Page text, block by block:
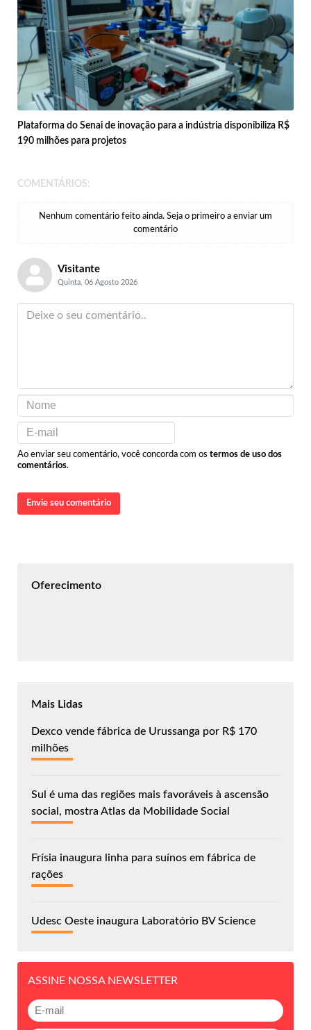
Plataforma do Senai de inovação para a indústria disponibiliza R$
190 milhões para projetos
COMENTÁRIOS:
Nenhum comentário feito ainda. Seja o primeiro a enviar um
comentário
Visitante
Quinta, 06 Agosto 2026
Ao enviar seu comentário, você concorda com os termos de uso dos
comentários.
Envie seu comentário
Oferecimento
Mais Lidas
Dexco vende fábrica de Urussanga por R$ 170
milhões
Sul é uma das regiões mais favoráveis à ascensão
social, mostra Atlas da Mobilidade Social
Frísia inaugura linha para suínos em fábrica de
rações
Udesc Oeste inaugura Laboratório BV Science
ASSINE NOSSA NEWSLETTER